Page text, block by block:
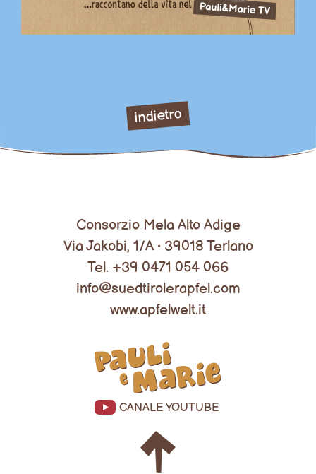
indietro
Consorzio Mela Alto Adige
Via Jakobi, 1/A • 39018 Terlano
Tel. +39 0471 054 066
info@suedtirolerapfel.com
www.apfelwelt.it
CANALE YOUTUBE